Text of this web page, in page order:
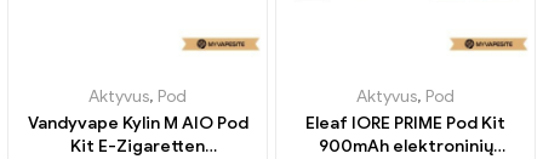
Aktyvus, Pod
Vandyvape Kylin M AIO Pod
Kit E-Zigaretten
Aktyvus, Pod
Eleaf IORE PRIME Pod Kit
900mAh elektroninių